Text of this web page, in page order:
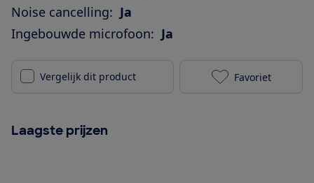
Noise cancelling: Ja
Ingebouwde microfoon: Ja
Vergelijk dit product Sennheiser
Favoriet
Laagste prijzen